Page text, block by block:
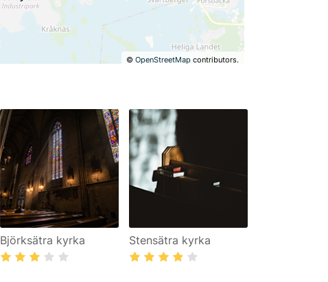
©OpenStreetMap contributors.
Björksätra kyrka Stensätra kyrka